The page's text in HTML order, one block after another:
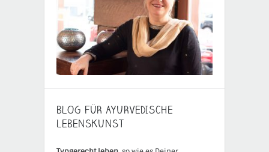
BLOG FÜR AYURVEDISCHE
LEBENSKUNST